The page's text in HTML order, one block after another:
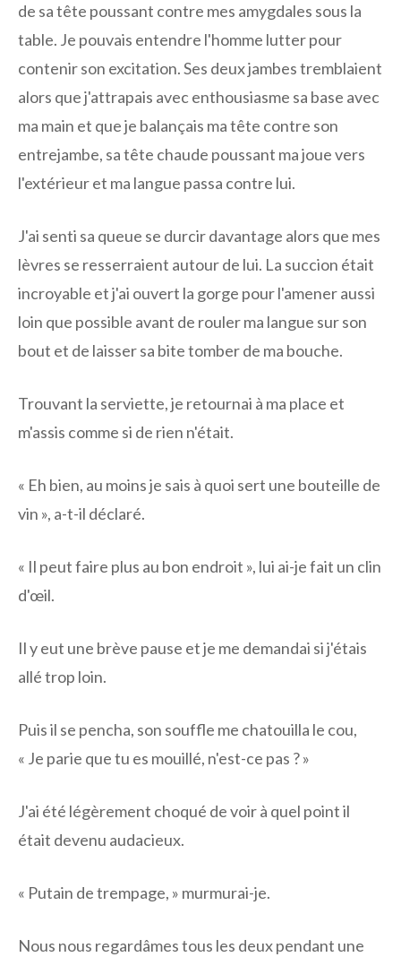
de sa tête poussant contre mes amygdales sous la
table. Je pouvais entendre l'homme lutter pour
contenir son excitation. Ses deux jambes tremblaient
alors que j'attrapais avec enthousiasme sa base avec
ma main et que je balançais ma tête contre son
entrejambe, sa tête chaude poussant ma joue vers
l'extérieur et ma langue passa contre lui.
J'ai senti sa queue se durcir davantage alors que mes
lèvres se resserraient autour de lui. La succion était
incroyable et j'ai ouvert la gorge pour l'amener aussi
loin que possible avant de rouler ma langue sur son
bout et de laisser sa bite tomber de ma bouche.
Trouvant la serviette, je retournai à ma place et
m'assis comme si de rien n'était.
« Eh bien, au moins je sais à quoi sert une bouteille de
vin », a-t-il déclaré.
« Il peut faire plus au bon endroit », lui ai-je fait un clin
d'œil.
Il y eut une brève pause et je me demandai si j'étais
allé trop loin.
Puis il se pencha, son souffle me chatouilla le cou,
« Je parie que tu es mouillé, n'est-ce pas ? »
J'ai été légèrement choqué de voir à quel point il
était devenu audacieux.
« Putain de trempage, » murmurai-je.
Nous nous regardâmes tous les deux pendant une